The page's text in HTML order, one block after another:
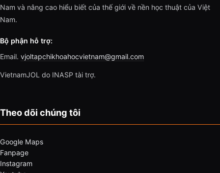
Nam và nâng cao hiểu biết của thế giới về nền học thuật của Việt
Nam.
Bộ phận hỗ trợ:
Email. vjoltapchikhoahocvietnam@gmail.com
VietnamJOL do INASP tài trợ.
Theo dõi chúng tôi
Google Maps
Fanpage
Instagram